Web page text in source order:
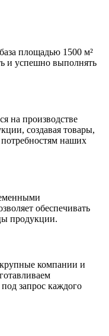
площадью 1500 м²
и успешно выполнять
на производстве
создавая товары,
наших
обеспечивать
продукции.
компании и
запрос каждого